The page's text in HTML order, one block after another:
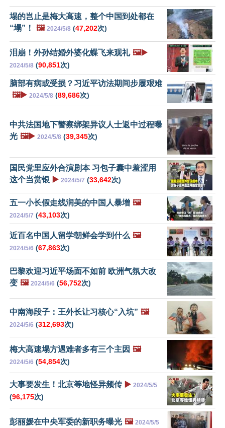
塌的岂止是梅大高速，整个中国到处都在
“塌”！
🖼️ 2024/5/8 (47,202次)
泪崩！外孙结婚外婆化蝶飞来观礼 🖼️▶️
2024/5/8 (90,851次)
脑部有病或受损？习近平访法期间步履艰难
🖼️▶️ 2024/5/8 (89,686次)
中共法国地下警察绑架异议人士返中过程曝
光 🖼️▶️ 2024/5/8 (39,345次)
国民党里应外合演剧本 习包子囊中羞涩用
这个当赏银 ▶️ 2024/5/7 (33,642次)
五一小长假走线润美的中国人暴增 🖼️
2024/5/7 (43,103次)
近百名中国人留学朝鲜会学到什么 🖼️
2024/5/6 (67,863次)
巴黎欢迎习近平场面不如前 欧洲气氛大改
变 🖼️ 2024/5/6 (56,752次)
中南海段子：王外长让习核心“入坑” 🖼️
2024/5/6 (312,693次)
梅大高速塌方遇难者多有三个主因 🖼️
2024/5/6 (54,854次)
大事要发生！北京等地怪异频传 ▶️ 2024/5/5
(96,175次)
彭丽媛在中央军委的新职务曝光 🖼️ 2024/5/5